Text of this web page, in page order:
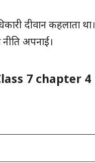
दीवान कहलाता था।
अपनाई।
7 chapter 4